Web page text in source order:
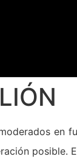
en
posible.